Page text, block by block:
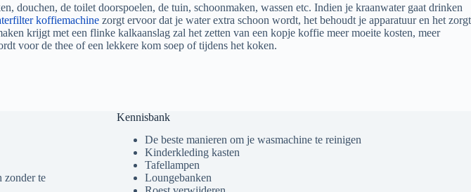
de toilet doorspoelen, de tuin, schoonmaken, wassen etc. Indien je kraanwater gaat drinken
koffiemachine zorgt ervoor dat je water extra schoon wordt, het behoudt je apparatuur en het zorgt
krijgt met een flinke kalkaanslag zal het zetten van een kopje koffie meer moeite kosten, meer
voor de thee of een lekkere kom soep of tijdens het koken.
zonder te
Kennisbank
De beste manieren om je wasmachine te reinigen
Kinderkleding kasten
Tafellampen
Loungebanken